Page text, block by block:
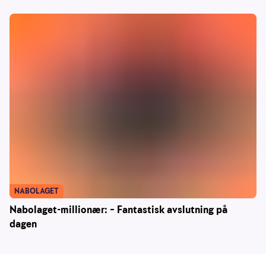
Nabolaget-millionær: – Fantastisk avslutning på
dagen
NABOLAGET